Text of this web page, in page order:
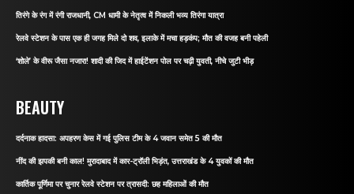
तिरंगे के रंग में रंगी राजधानी, CM धामी के नेतृत्व में निकली भव्य तिरंगा यात्रा
रेलवे स्टेशन के पास एक ही जगह मिले दो शव, इलाके में मचा हड़कंप; मौत की वजह बनी पहेली
‘शोले’ के वीरू जैसा नजारा! शादी की जिद में हाईटेंशन पोल पर चढ़ी युवती, नीचे जुटी भीड़
BEAUTY
दर्दनाक हादसा: अपहरण केस में गई पुलिस टीम के 4 जवान समेत 5 की मौत
नींद की झपकी बनी काल! मुरादाबाद में कार-ट्रॉली भिड़ंत, उत्तराखंड के 4 युवकों की मौत
कार्तिक पूर्णिमा पर चुनार रेलवे स्टेशन पर त्रासदी: छह महिलाओं की मौत